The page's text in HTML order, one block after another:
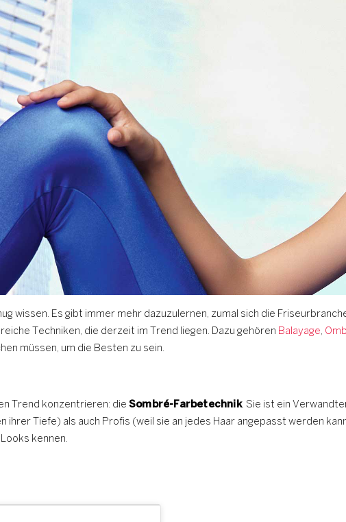
wissen. Es gibt immer mehr dazuzulernen, zumal sich die
Techniken, die derzeit im Trend liegen. Dazu gehören Balayage,
müssen, um die Besten zu sein.
Trend konzentrieren: die Sombré-Farbetechnik. Sie ist ein
ihrer Tiefe) als auch Profis (weil sie an jedes Haar angepasst werden
kennen.